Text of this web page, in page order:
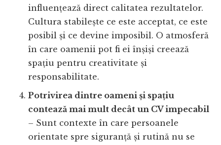
influențează direct calitatea rezultatelor.
Cultura stabilește ce este acceptat, ce este
posibil și ce devine imposibil. O atmosferă
în care oamenii pot fi ei înșiși creează
spațiu pentru creativitate și
responsabilitate.
Potrivirea dintre oameni și spațiu
contează mai mult decât un CV impecabil
– Sunt contexte în care persoanele
orientate spre siguranță și rutină nu se